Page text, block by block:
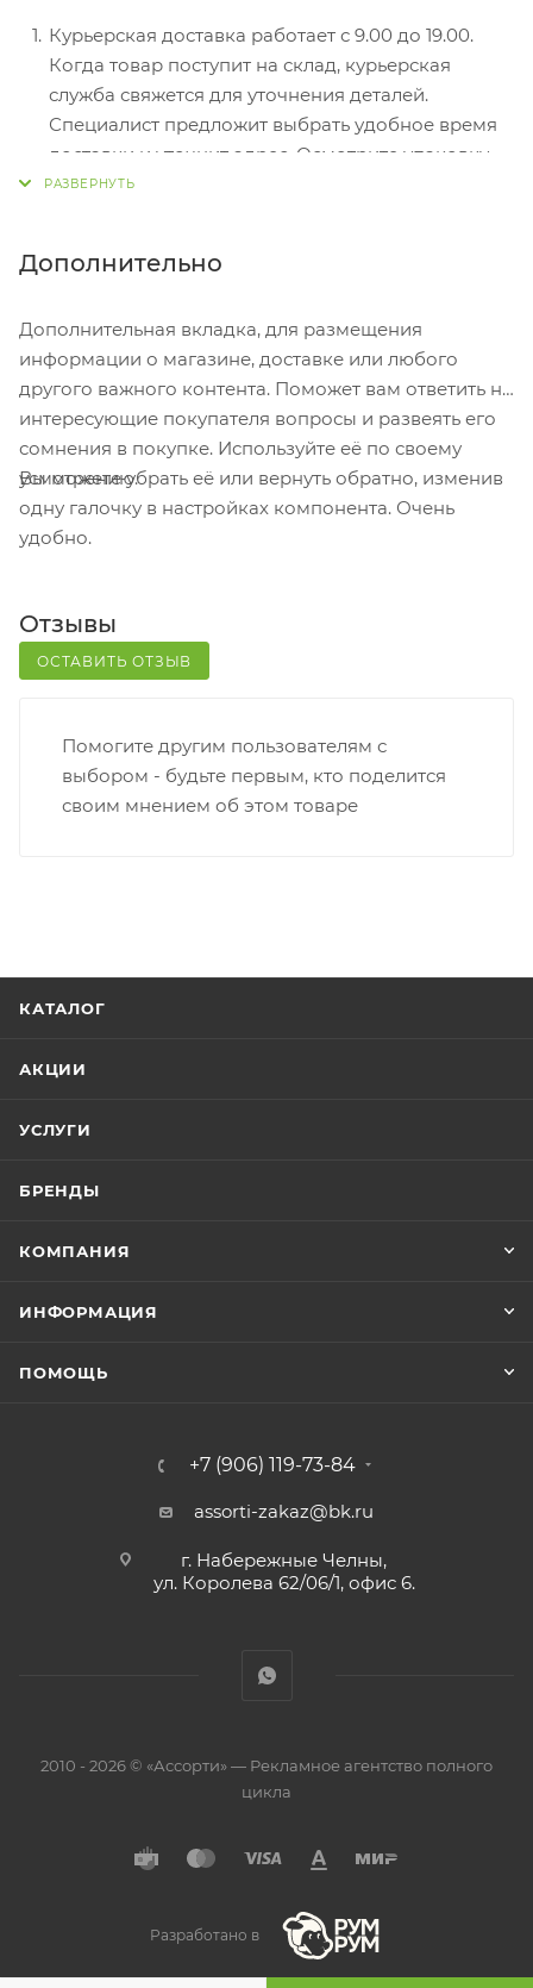
Электронные системы при онлайн-заказе:
PayPal, WebMoney и Яндекс.Деньги. Для
совершения покупки система перенаправит вас
на страницу платежного сервиса. Здесь
необходимо заполнить форму по инструкции.
Курьерская доставка работает с 9.00 до 19.00.
Когда товар поступит на склад, курьерская
служба свяжется для уточнения деталей.
Специалист предложит выбрать удобное время
доставки и уточнит адрес. Осмотрите упаковку
на целостность и соответствие указанной
получения заказа обратитесь к сотруднику в
кассовой зоне и назовите номер.
Постамат. Когда заказ поступит на точку, на ваш
телефон или e-mail придет уникальный код.
Заказ нужно оплатить в терминале постамата.
Срок хранения — 3 дня.
Почтовая доставка через почту России. Когда
оценить состояние коробки: вес, целостность.
Вскрывать коробку самостоятельно вы можете
не должна превышать 100 000 р.
Дополнительно
Дополнительная вкладка, для размещения
информации о магазине, доставке или любого
другого важного контента. Поможет вам ответить на
интересующие покупателя вопросы и развеять его
сомнения в покупке. Используйте её по своему
усмотрению.
Вы можете убрать её или вернуть обратно, изменив
одну галочку в настройках компонента. Очень
удобно.
Отзывы
ОСТАВИТЬ ОТЗЫВ
Помогите другим пользователям с
выбором - будьте первым, кто поделится
своим мнением об этом товаре
КАТАЛОГ
АКЦИИ
УСЛУГИ
БРЕНДЫ
КОМПАНИЯ
ИНФОРМАЦИЯ
ПОМОЩЬ
+7 (906) 119-73-84
assorti-zakaz@bk.ru
г. Набережные Челны,
ул. Королева 62/06/1, офис 6.
2010 - 2026 © «Ассорти» — Рекламное агентство полного
цикла
Разработано в